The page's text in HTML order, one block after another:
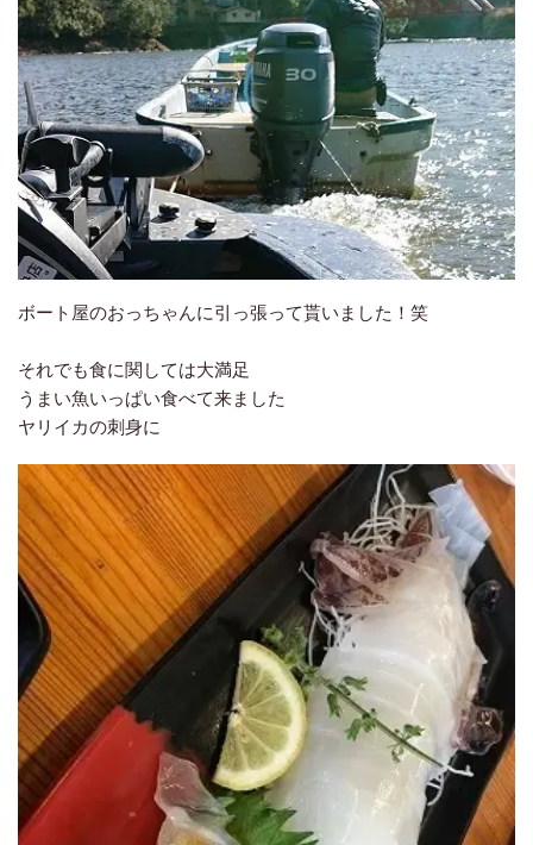
ボート屋のおっちゃんに引っ張って貰いました！笑
それでも食に関しては大満足
うまい魚いっぱい食べて来ました
ヤリイカの刺身に